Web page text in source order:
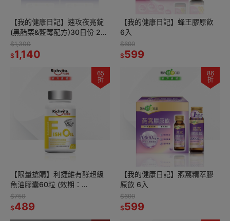
【我的健康日記】速攻夜亮錠
(黑醋栗&藍莓配方)30日份 2入
組
$1,300
$1,140
【我的健康日記】蜂王膠原飲
6入
$699
$599
65
折
【限量搶購】利捷維有酵超級
魚油膠囊60粒 (效期：
2027/02/01)
$750
$489
86
折
【我的健康日記】燕窩精萃膠
原飲 6入
$699
$599